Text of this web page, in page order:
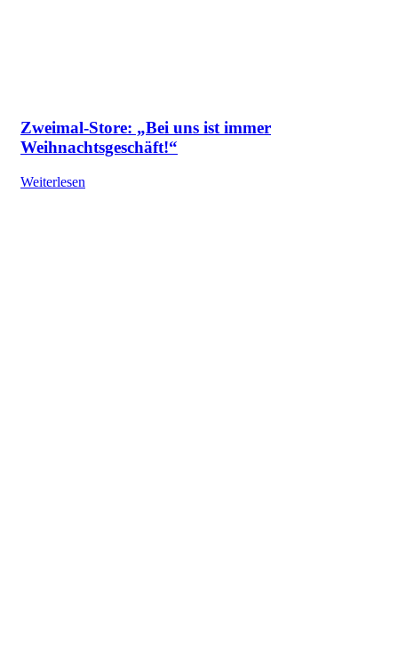
Zweimal-Store: „Bei uns ist immer
Weihnachtsgeschäft!“
Weiterlesen